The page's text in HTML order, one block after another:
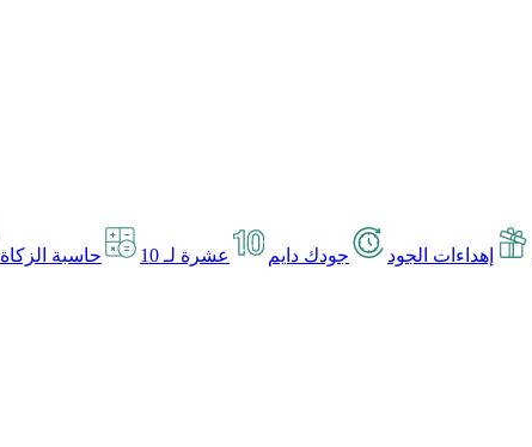
إهداءات الجود جودك دايم عشرة لـ 10 حاسبة الزكاة